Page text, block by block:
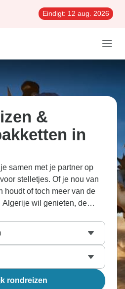
Eindigt: 12 aug. 2026
&
in
samen met je partner op
stelletjes. Of je nou van
houdt of toch meer van de
Algerije wil genieten, de
straatjes van Algiers en
jullie beiden betoveren.
die perfect is voor jullie
bekijk de wereld van
hebben alle tours
de beste
rondreizen